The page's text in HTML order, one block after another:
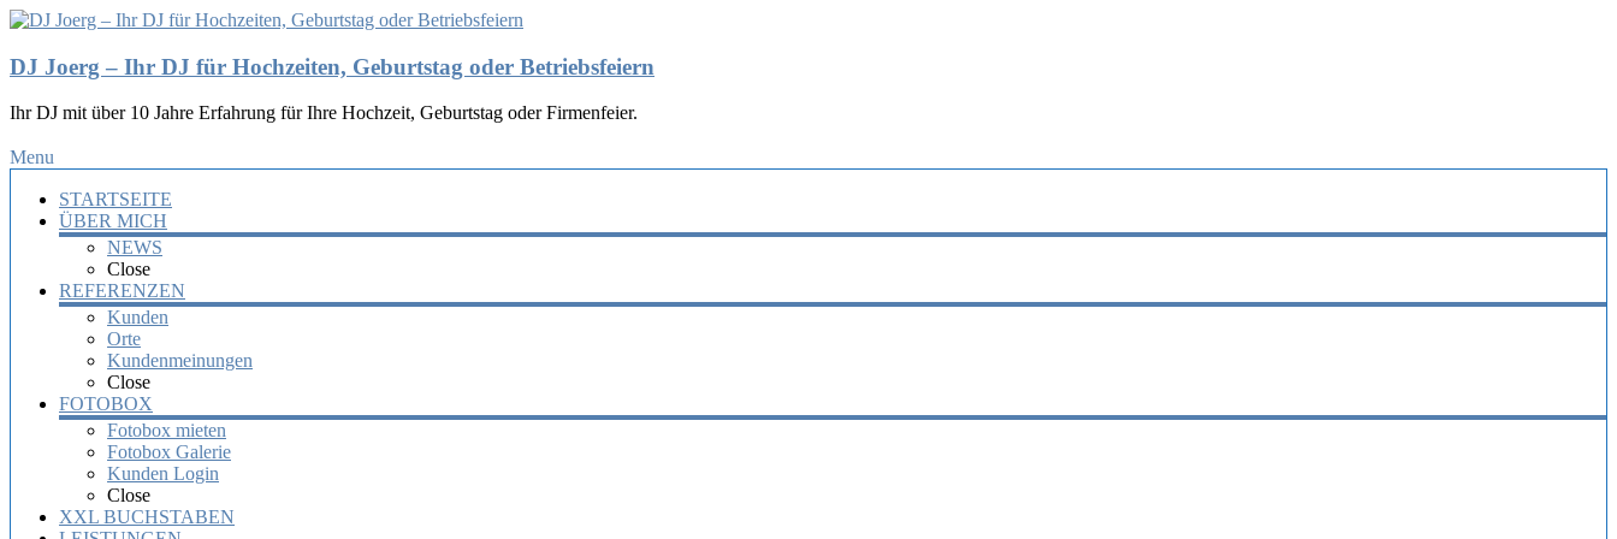
DJ Joerg – Ihr DJ für Hochzeiten, Geburtstag oder Betriebsfeiern
Ihr DJ mit über 10 Jahre Erfahrung für Ihre Hochzeit, Geburtstag oder Firmenfeier.
Menu
STARTSEITE
ÜBER MICH
NEWS
Close
REFERENZEN
Kunden
Orte
Kundenmeinungen
Close
FOTOBOX
Fotobox mieten
Fotobox Galerie
Kunden Login
Close
XXL BUCHSTABEN